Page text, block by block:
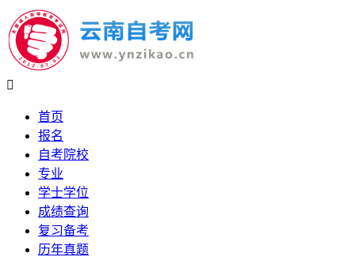

首页
报名
自考院校
专业
学士学位
成绩查询
复习备考
历年真题